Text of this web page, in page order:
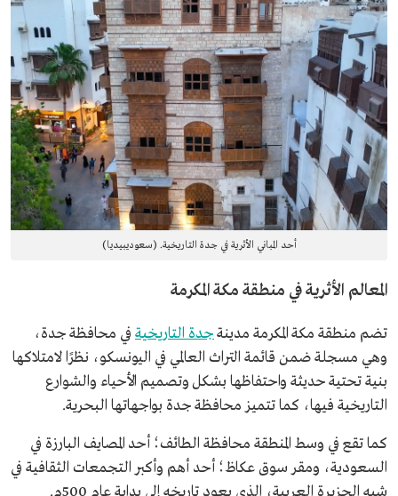
أحد المباني الأثرية في جدة التاريخية. (سعوديبيديا)
المعالم الأثرية في منطقة مكة المكرمة
تضم منطقة مكة المكرمة مدينةجدة التاريخية في محافظة جدة،
وهي مسجلة ضمن قائمة التراث العالمي في اليونسكو، نظرًا لامتلاكها
بنية تحتية حديثة واحتفاظها بشكل وتصميم الأحياء والشوارع
التاريخية فيها، كما تتميز محافظة جدة بواجهاتها البحرية.
كما تقع في وسط المنطقة محافظة الطائف؛ أحد المصايف البارزة في
السعودية، ومقر سوق عكاظ؛ أحد أهم وأكبر التجمعات الثقافية في
شبه الجزيرة العربية، الذي يعود تاريخه إلى بداية عام 500م.